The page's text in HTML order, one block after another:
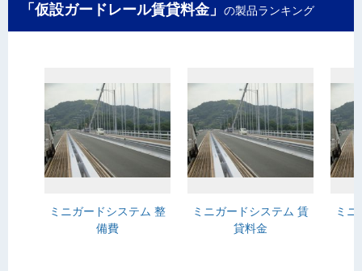
「仮設ガードレール賃貸料金」 の製品ランキング
ミニガードシステム 整
備費
ミニガードシステム 賃
貸料金
ミ